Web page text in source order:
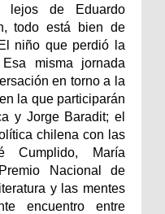
lejos de Eduardo
todo está bien de
niño que perdió la
misma jornada
en torno a la
la que participarán
y Jorge Baradit; el
chilena con las
Cumplido, María
Nacional de
y las mentes
encuentro entre